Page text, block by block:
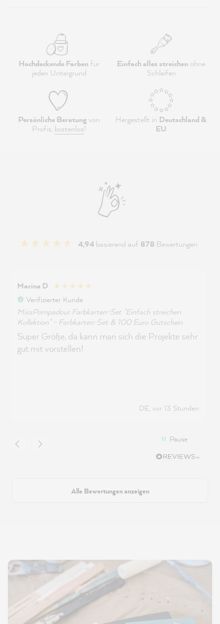
Hochdeckende Farbenfür
jeden Untergrund
Einfach alles streichen ohne
Schleifen
Persönliche Beratungvon
Profis, kostenlos!
Hergestellt in Deutschland &
EU
4,94basierend auf 878 Bewertungen
Marina D
Verifizierter Kunde
MissPompadour Farbkarten-Set "Einfach streichen
Kollektion" - Farbkarten-Set & 100 Euro Gutschein
Super Größe, da kann man sich die Projekte sehr
gut mit vorstellen!
DE, vor 13 Stunden
Pause
Alle Bewertungen anzeigen